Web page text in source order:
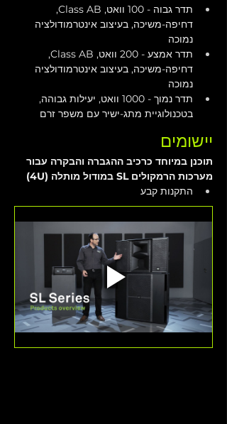
תדר גבוה - 100 וואט, Class AB,
דחיפה-משיכה, בעיצוב אינטרמודולציה
נמוכה
תדר אמצע - 200 וואט, Class AB,
דחיפה-משיכה, בעיצוב אינטרמודולציה
נמוכה
תדר נמוך - 1000 וואט, יעילות גבוהה,
בטכנולוגיית מתג-ישיר עם משפר זרם
יישומים
תוכנן במיוחד כרכיב ההגברה והבקרה עבור
מערכות הרמקולים SL במודול מותלה (4U)
התקנות קבע